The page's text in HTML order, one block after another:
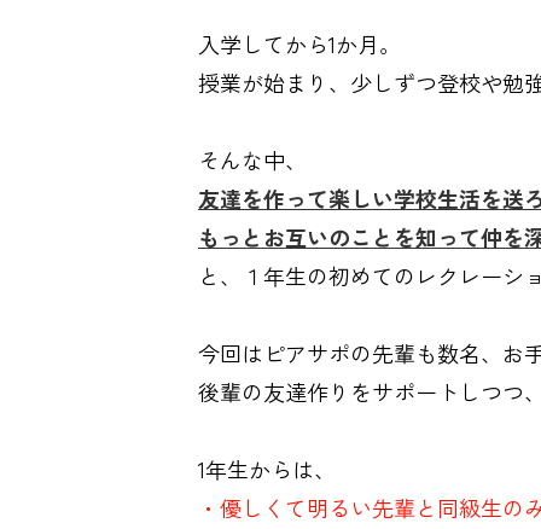
入学してから1か月。
授業が始まり、少しずつ登校や勉
そんな中、
友達を作って楽しい学校生活を送
もっとお互いのことを知って仲を
と、１年生の初めてのレクレー
今回はピアサポの先輩も数名、お
後輩の友達作りをサポートしつ
1年生からは、
・優しくて明るい先輩と同級生